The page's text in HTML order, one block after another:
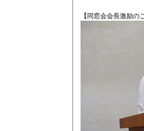
【同窓会会長激励